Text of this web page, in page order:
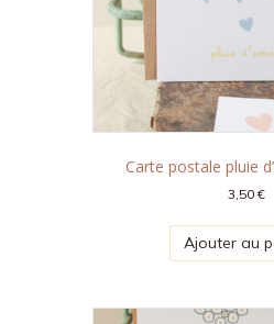
Carte postale pluie
3,50€
Ajouter au